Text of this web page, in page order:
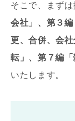
そこで、まず
会社」、第３
更、合併、会
転」、第７編「
いたします。